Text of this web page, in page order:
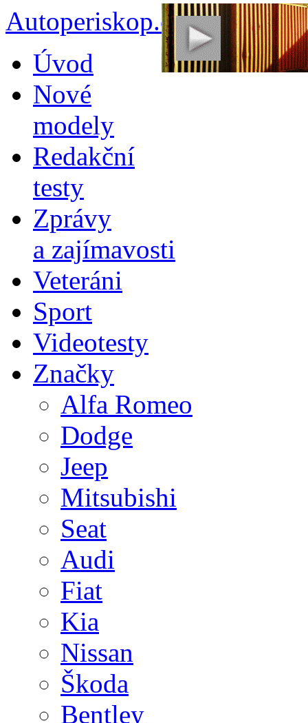
Autoperiskop.cz –
obsahu
webu
Úvod
Nové
modely
Redakční
testy
Zprávy
a zajímavosti
Veteráni
Sport
Videotesty
Značky
Alfa Romeo
Dodge
Jeep
Mitsubishi
Seat
Audi
Fiat
Kia
Nissan
Škoda
Bentley